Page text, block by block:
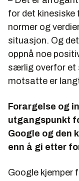
for det kinesiske
normer og
situasjon. Og
oppnå noe
særlig overfor et
motsatte er
Forargelse og
utgangspunkt
Google og den
enn å gi etter
Google kjemper